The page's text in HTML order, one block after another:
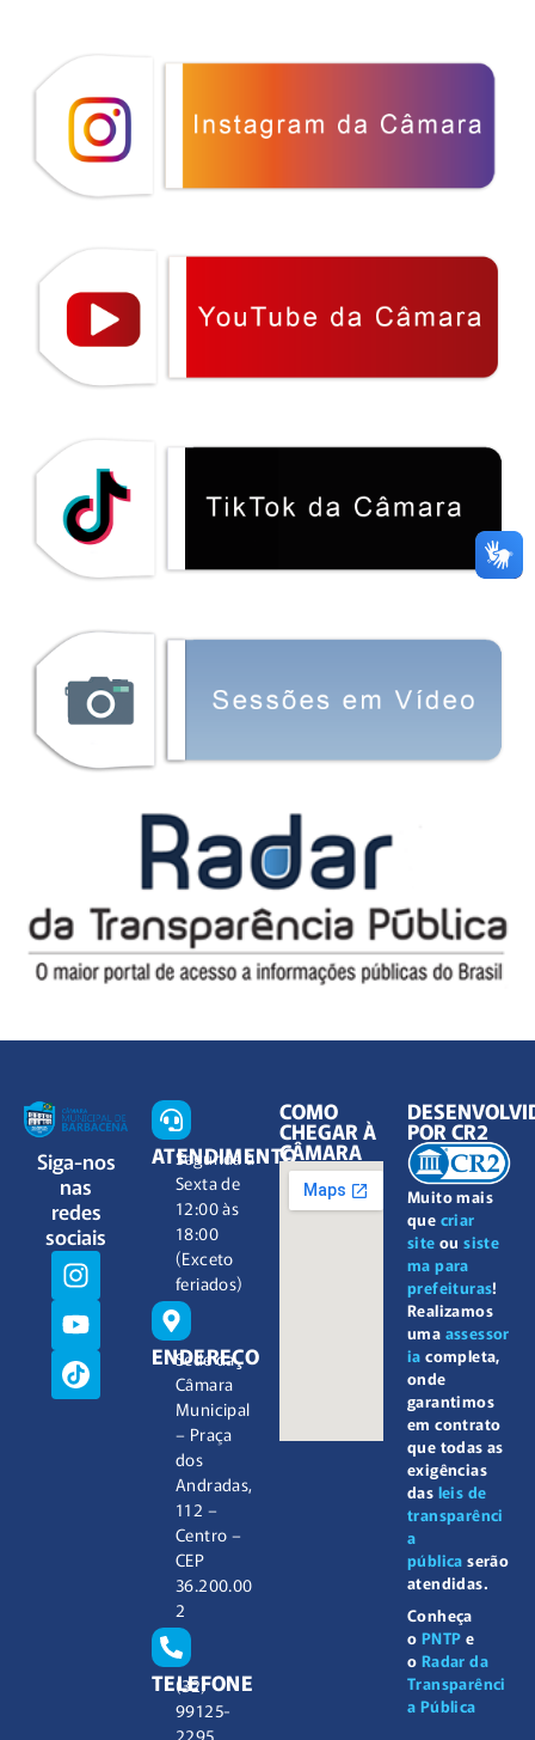
Siga-nos
nas
redes
sociais
ATENDIMENTO
Segunda à
Sexta de
12:00 às
18:00
(Exceto
feriados)
ENDEREÇO
Sede da
Câmara
Municipal
– Praça
dos
Andradas,
112 –
Centro –
CEP
36.200.00
2
TELEFONE
(32)
99125-
2295
COMO
CHEGAR À
CÂMARA
Muito mais
que criar
site ousiste
ma para
prefeituras!
Realizamos
uma assessor
ia completa,
onde
garantimos
em contrato
que todas as
exigências
das leis de
transparênci
a
pública serão
atendidas.
Conheça
o PNTP e
o Radar da
Transparênci
a Pública
POR CR2